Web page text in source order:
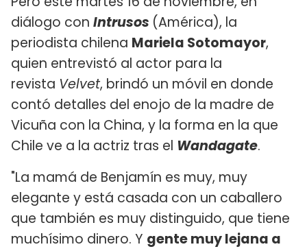
diálogo con Intrusos (América), la
periodista chilena Mariela Sotomayor,
quien entrevistó al actor para la
revista Velvet, brindó un móvil en donde
contó detalles del enojo de la madre de
Vicuña con la China, y la forma en la que
Chile ve a la actriz tras el Wandagate.
"La mamá de Benjamín es muy, muy
elegante y está casada con un caballero
que también es muy distinguido, que tiene
muchísimo dinero. Y gente muy lejana a